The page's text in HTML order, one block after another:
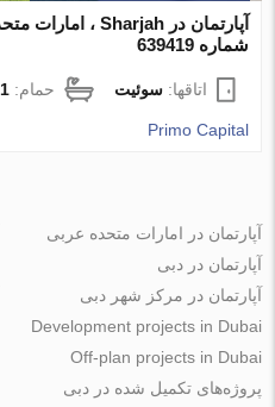
شماره 639419
اتاقها:سوئیت حمام:1
Primo Capital
آپارتمان در امارات متحده عربی
آپارتمان در دبی
آپارتمان در مرکز شهر دبی
Development projects in Dubai
Off-plan projects in Dubai
پروژه‌های تکمیل شده در دبی